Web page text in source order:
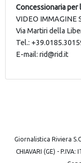
Concessionaria per
VIDEO IMMAGINE
Via Martiri della
Tel.:
E-mail: rid@rid.it
Giornalistica Riviera
CHIAVARI (GE) -